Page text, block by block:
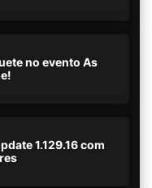
no evento As
1.129.16 com